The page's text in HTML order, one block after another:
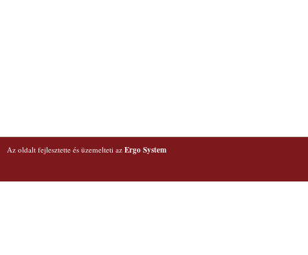
Az oldalt fejlesztette és üzemelteti az Ergo System